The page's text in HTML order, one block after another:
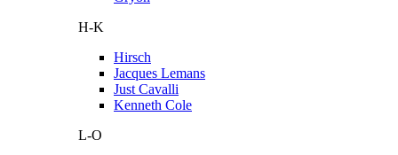
H-K
Hirsch
Jacques Lemans
Just Cavalli
Kenneth Cole
L-O